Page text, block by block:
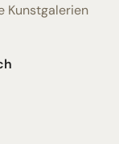
Kunstgalerien